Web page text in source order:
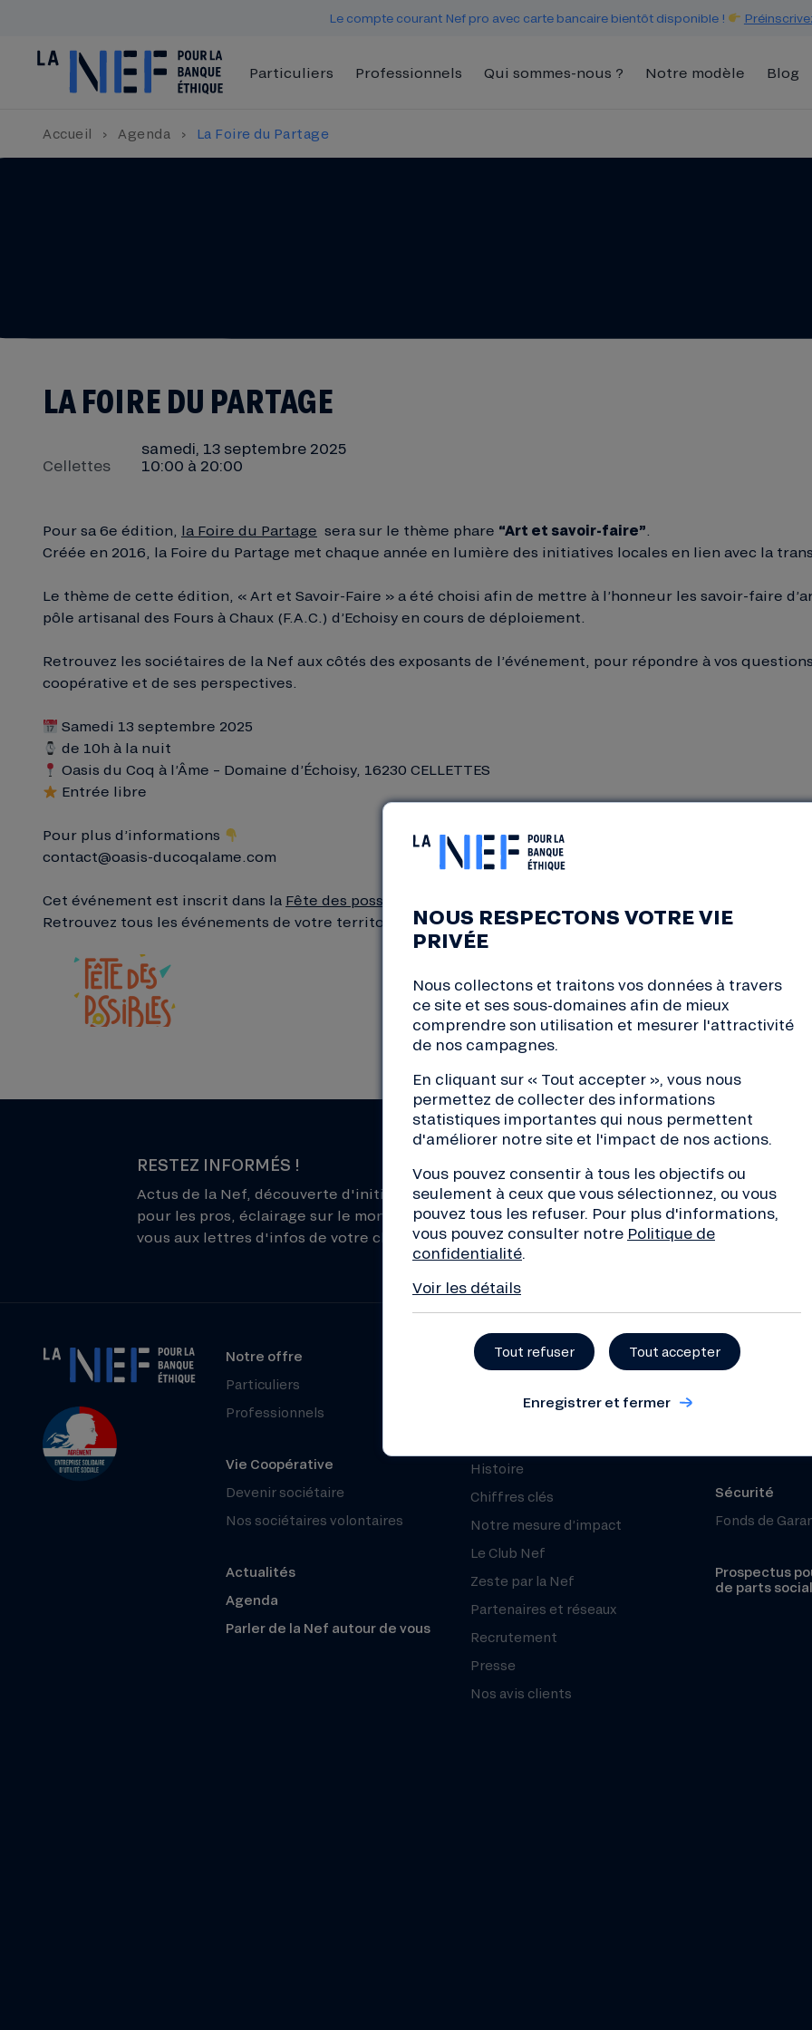
Le compte courant Nef pro avec carte bancaire bientôt disponible !
Particuliers Professionnels Qui sommes-nous ? Notre modèle Blog
Accueil › Agenda › La Foire du Partage
LA FOIRE DU PARTAGE
Cellettes
samedi, 13 septembre 2025
10:00 à 20:00
Pour sa 6e édition, la Foire du Partage sera sur le thème phare “Art et savoir-faire”
Créée en 2016, la Foire du Partage met chaque année en lumière des initiatives locales en lien avec la
Le thème de cette édition, « Art et Savoir-Faire » a été choisi afin de mettre à l’honneur les savoir-faire
pôle artisanal des Fours à Chaux (F.A.C.) d’Echoisy en cours de déploiement.
Retrouvez les sociétaires de la Nef aux côtés des exposants de l’événement, pour répondre à vos
coopérative et de ses perspectives.
Samedi 13 septembre 2025
de 10h à la nuit
Oasis du Coq à l’Âme – Domaine d’Échoisy, 16230 CELLETTES
Entrée libre
Pour plus d’informations
contact@oasis-ducoqalame.com
Cet événement est inscrit dans la Fête des possibles
Retrouvez tous les événements de votre territoire ici :https://fete-des-possibles.org/#map
RESTEZ INFORMÉS !
Actus de la Nef, découverte d'initiatives de la transition, conseils
pour les pros, éclairage sur le monde de la finance... Inscrivez-
vous aux lettres d'infos de votre choix !
Notre offre
Particuliers
Professionnels
Vie Coopérative
Devenir sociétaire
Nos sociétaires volontaires
Actualités
Agenda
Parler de la Nef autour de vous
À propos
Projets financés
Histoire
Chiffres clés
Notre mesure d’impact
Le Club Nef
Zeste par la Nef
Partenaires et réseaux
Recrutement
Presse
Nos avis clients
Besoin d’aide ?
Centre d’aide
Sécurité
Fonds de
Prospectus
de parts
NOUS RESPECTONS VOTRE VIE
PRIVÉE
Nous collectons et traitons vos données à travers
ce site et ses sous-domaines afin de mieux
comprendre son utilisation et mesurer l'attractivité
de nos campagnes.
En cliquant sur « Tout accepter », vous nous
permettez de collecter des informations
statistiques importantes qui nous permettent
d'améliorer notre site et l'impact de nos actions.
Vous pouvez consentir à tous les objectifs ou
seulement à ceux que vous sélectionnez, ou vous
pouvez tous les refuser. Pour plus d'informations,
vous pouvez consulter notre Politique de
confidentialité
Voir les détails
Tout refuser Tout accepter
Enregistrer et fermer